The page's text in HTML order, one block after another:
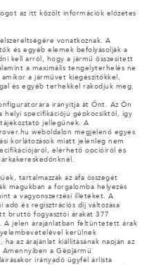
az itt közölt információk előzetes
vonatkoznak. A
és egyéb elemek befolyásolják a
kell arról, hogy a jármű összesített
a maximális tengelyterhelés ne
a járművet kiegészítőkkel,
és egyéb terhekkel rakodjuk meg.
irányítja át Önt. Az Ön
specifikációjú gépkocsiktól, így
jellegűnek. A
weboldalon megjelenő egyes
korlátozások miatt jelenleg nem
elérhető opcióiról és
tartalmazzák az áfa összegét
magukban a forgalomba helyezés
a vagyonszerzési illetéket. A
és regisztrációs díj változása
bruttó fogyasztói árakat 377
A jelen árajánlatban feltüntetett árak
kerülnek
az árajánlat kiállításának napján az
a Gépjármű
irányadó ügyfél árlista